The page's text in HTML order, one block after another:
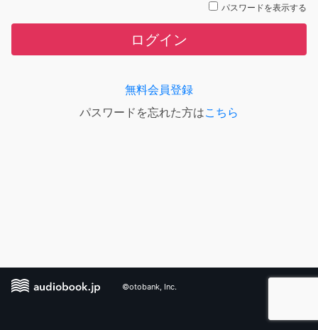
パスワードを表示する
ログイン
無料会員登録
パスワードを忘れた方はこちら
©otobank, Inc.